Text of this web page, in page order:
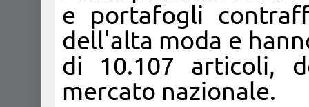
e portafogli
dell'alta moda e
di 10.107 articoli,
mercato nazionale.